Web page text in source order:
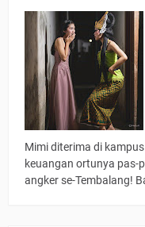
Mimi diterima di
keuangan ortunya pas-
angker se-Tembalang!